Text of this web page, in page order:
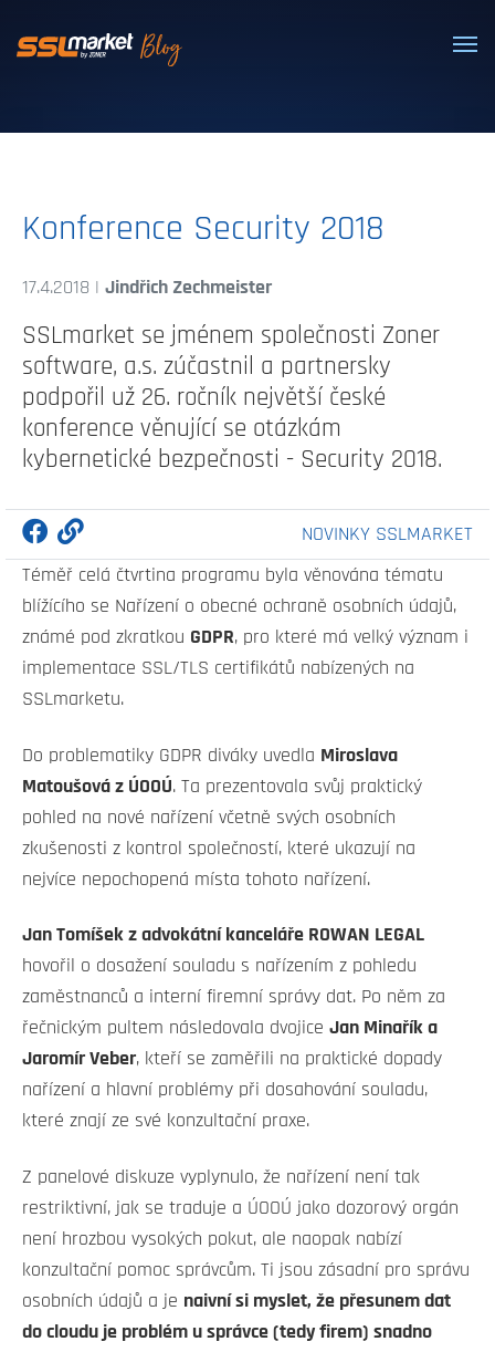
Dôveryhodné SSL/TLS certifikáty
Konference Security 2018
17.4.2018 | Jindřich Zechmeister
SSLmarket se jménem společnosti Zoner
software, a.s. zúčastnil a partnersky
podpořil už 26. ročník největší české
konference věnující se otázkám
kybernetické bezpečnosti - Security 2018.
NOVINKY SSLMARKET
Téměř celá čtvrtina programu byla věnována tématu
blížícího se Nařízení o obecné ochraně osobních údajů,
známé pod zkratkou GDPR, pro které má velký význam i
implementace SSL/TLS certifikátů nabízených na
SSLmarketu.
Do problematiky GDPR diváky uvedla Miroslava
Matoušová z ÚOOÚ. Ta prezentovala svůj praktický
pohled na nové nařízení včetně svých osobních
zkušenosti z kontrol společností, které ukazují na
nejvíce nepochopená místa tohoto nařízení.
Jan Tomíšek z advokátní kanceláře ROWAN LEGAL
hovořil o dosažení souladu s nařízením z pohledu
zaměstnanců a interní firemní správy dat. Po něm za
řečnickým pultem následovala dvojice Jan Minařík a
Jaromír Veber, kteří se zaměřili na praktické dopady
nařízení a hlavní problémy při dosahování souladu,
které znají ze své konzultační praxe.
Z panelové diskuze vyplynulo, že nařízení není tak
restriktivní, jak se traduje a ÚOOÚ jako dozorový orgán
není hrozbou vysokých pokut, ale naopak nabízí
konzultační pomoc správcům. Ti jsou zásadní pro správu
osobních údajů a je naivní si myslet, že přesunem dat
do cloudu je problém u správce (tedy firem) snadno